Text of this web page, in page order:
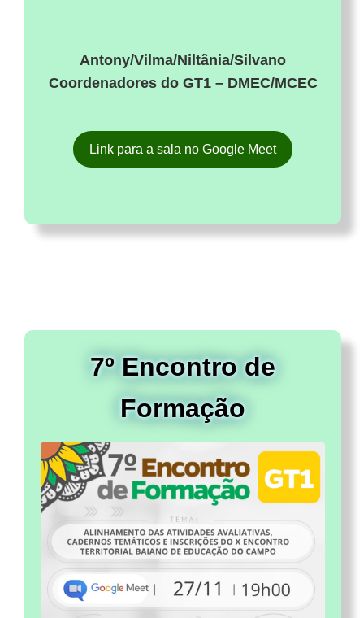
Antony/Vilma/Niltânia/Silvano
Coordenadores do GT1 – DMEC/MCEC
Link para a sala no Google Meet
7º Encontro de
Formação